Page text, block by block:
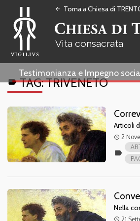
arrow_back Torna a Chiesa di
Vita consacrata
Testimonianza e Impegno
labelTAG:TRIVENETO
Articoli
access_time 2
label
Nella
access_time 21